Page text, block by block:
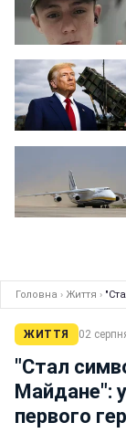
Головна › Життя ›
ЖИТТЯ 02
"Стал
Майдане":
первого